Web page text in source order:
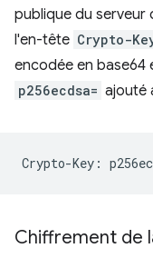
publique du serveur
l'en-tête Crypto-
encodée en base64
p256ecdsa= ajouté
Chiffrement de